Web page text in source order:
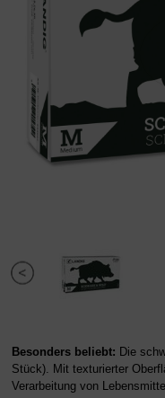
Besonders beliebt: Die
Stück). Mit texturierter
Verarbeitung von